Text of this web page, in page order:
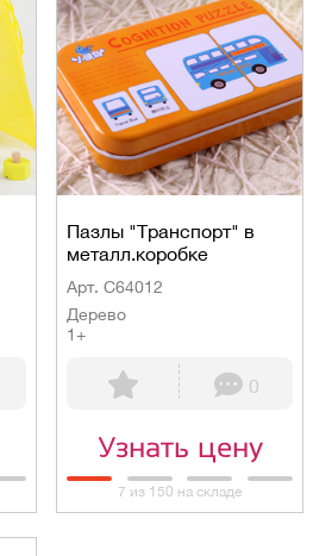
Пазлы "Транспорт" в
металл.коробке
Арт. C64012
Дерево
1+
0
Узнать цену
7 из 150 на складе